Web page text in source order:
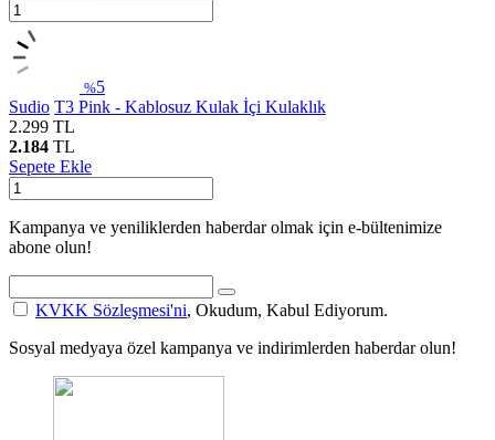
%5
Sudio T3 Pink - Kablosuz Kulak İçi Kulaklık
2.299 TL
2.184 TL
Sepete Ekle
Kampanya ve yeniliklerden haberdar olmak için e-bültenimize
abone olun!
KVKK Sözleşmesi'ni, Okudum, Kabul Ediyorum.
Sosyal medyaya özel kampanya ve indirimlerden haberdar olun!